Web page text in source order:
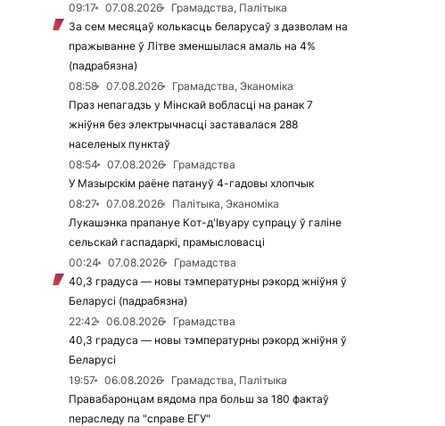
09:17
07.08.2026
Грамадства, Палітыка
За сем месяцаў колькасць беларусаў з дазволам на
пражыванне ў Літве зменшылася амаль на 4%
(падрабязна)
08:58
07.08.2026
Грамадства, Эканоміка
Праз непагадзь у Мінскай вобласці на ранак 7
жніўня без электрычнасці заставалася 288
населеных пунктаў
08:54
07.08.2026
Грамадства
У Мазырскім раёне патануў 4-гадовы хлопчык
08:27
07.08.2026
Палітыка, Эканоміка
Лукашэнка прапануе Кот-д'Івуару супрацу ў галіне
сельскай гаспадаркі, прамысловасці
00:24
07.08.2026
Грамадства
40,3 градуса — новы тэмпературны рэкорд жніўня ў
Беларусі (падрабязна)
22:42
06.08.2026
Грамадства
40,3 градуса — новы тэмпературны рэкорд жніўня ў
Беларусі
19:57
06.08.2026
Грамадства, Палітыка
Правабаронцам вядома пра больш за 180 фактаў
пераследу па "справе ЕГУ"